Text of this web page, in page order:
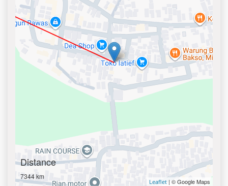
Distance
7344 km
Leaflet | © Google Maps